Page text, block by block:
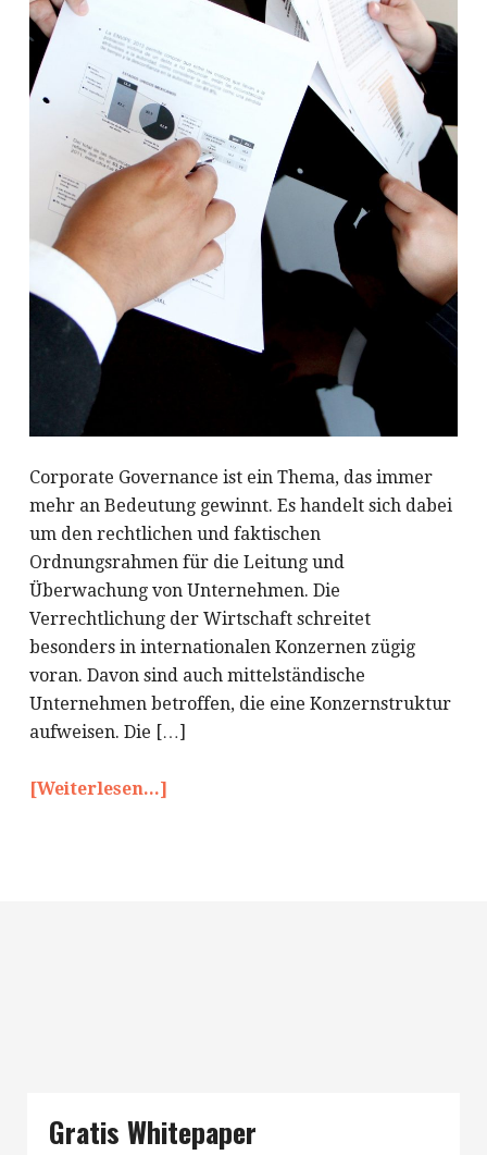
Corporate Governance ist ein Thema, das immer
mehr an Bedeutung gewinnt. Es handelt sich dabei
um den rechtlichen und faktischen
Ordnungsrahmen für die Leitung und
Überwachung von Unternehmen. Die
Verrechtlichung der Wirtschaft schreitet
besonders in internationalen Konzernen zügig
voran. Davon sind auch mittelständische
Unternehmen betroffen, die eine Konzernstruktur
aufweisen. Die […]
[Weiterlesen...]
Gratis Whitepaper